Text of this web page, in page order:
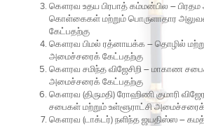
கௌரவ உதய பிரபாத் கம்மன்பில –
கொள்கைகள் மற்றும் பொருளாதார
கேட்பதற்கு
கௌரவ பிமல் ரத்னாயக்க– தொழில்
அமைச்சரைக் கேட்பதற்கு
கௌரவ சமிந்த விஜேசிறி– மாகாண
அமைச்சரைக் கேட்பதற்கு
கௌரவ (திருமதி) ரோஹிணி குமாரி
சபைகள் மற்றும் உள்ளூராட்சி
கௌரவ (டாக்டர்) நளிந்த ஜயதிஸ்ஸ–